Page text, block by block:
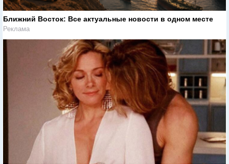
Ближний Восток: Все актуальные новости в одном месте
Реклама